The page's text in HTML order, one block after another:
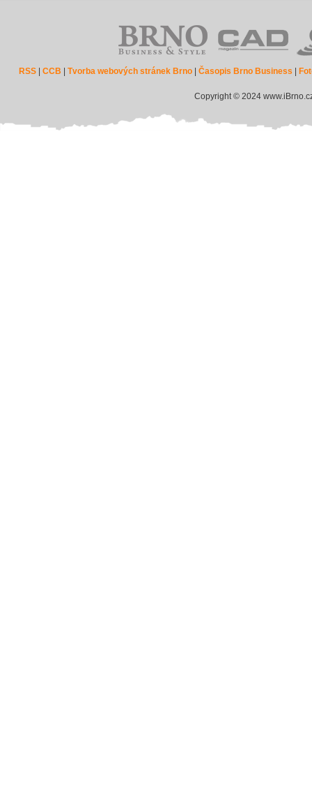
RSS |CCB |Tvorba webových stránek Brno |Časopis Brno Business
Copyright © 2024